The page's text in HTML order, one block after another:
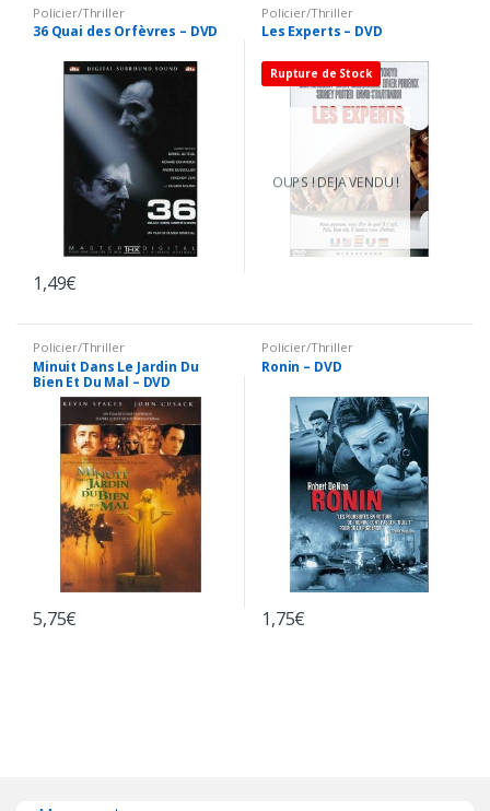
Policier/Thriller
36 Quai des Orfèvres – DVD
1,49€
Policier/Thriller
Les Experts – DVD
Rupture de Stock
OUPS ! DEJA VENDU !
Policier/Thriller
Minuit Dans Le Jardin Du
Bien Et Du Mal – DVD
5,75€
Policier/Thriller
Ronin – DVD
1,75€